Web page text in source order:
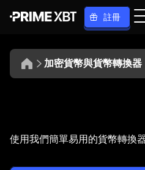
註冊
加密貨幣與貨幣轉換器
USD
將 USD 轉換為
使用我們簡單易用的貨幣轉換